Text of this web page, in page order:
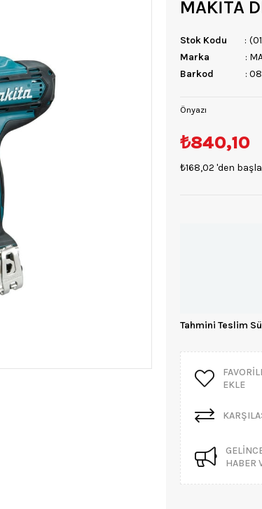
MAKİTA
Stok Kodu
Marka
:
Barkod
:
Önyazı
₺840,10
₺168,02 'den
Tahmini Teslim
EKLE
HABER